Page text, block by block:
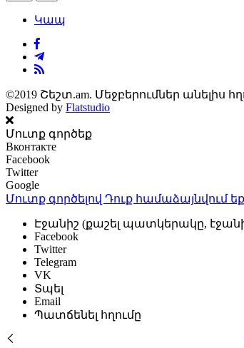
Կապ
©2019 Շեշտ.am. Մեջբերումներ անելիս
Designed by Flatstudio
Մուտք գործեք
Вконтакте
Facebook
Twitter
Google
Մուտք գործելով Դուք համաձայնվում
Էջանիշ (քաշել պատկերակը,
Facebook
Twitter
Telegram
VK
Տպել
Email
Պատճենել հղումը